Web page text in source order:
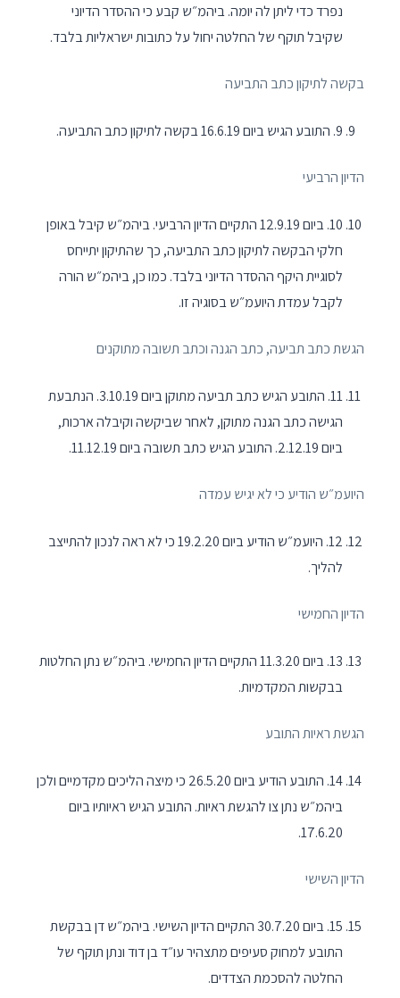
נפרד כדי ליתן לה יומה. ביהמ״ש קבע כי ההסדר הדיוני
שקיבל תוקף של החלטה יחול על כתובות ישראליות בלבד.
בקשה לתיקון כתב התביעה
9. התובע הגיש ביום 16.6.19 בקשה לתיקון כתב התביעה.
הדיון הרביעי
10. ביום 12.9.19 התקיים הדיון הרביעי. ביהמ״ש קיבל באופן
חלקי הבקשה לתיקון כתב התביעה, כך שהתיקון יתייחס
לסוגיית היקף ההסדר הדיוני בלבד. כמו כן, ביהמ״ש הורה
לקבל עמדת היועמ״ש בסוגיה זו.
הגשת כתב תביעה, כתב הגנה וכתב תשובה מתוקנים
11. התובע הגיש כתב תביעה מתוקן ביום 3.10.19. הנתבעת
הגישה כתב הגנה מתוקן, לאחר שביקשה וקיבלה ארכות,
ביום 2.12.19. התובע הגיש כתב תשובה ביום 11.12.19.
היועמ״ש הודיע כי לא יגיש עמדה
12. היועמ״ש הודיע ביום 19.2.20 כי לא ראה לנכון להתייצב
להליך.
הדיון החמישי
13. ביום 11.3.20 התקיים הדיון החמישי. ביהמ״ש נתן החלטות
בבקשות המקדמיות.
הגשת ראיות התובע
14. התובע הודיע ביום 26.5.20 כי מיצה הליכים מקדמיים ולכן
ביהמ״ש נתן צו להגשת ראיות. התובע הגיש ראיותיו ביום
17.6.20.
הדיון השישי
15. ביום 30.7.20 התקיים הדיון השישי. ביהמ״ש דן בבקשת
התובע למחוק סעיפים מתצהיר עו״ד בן דוד ונתן תוקף של
החלטה להסכמת הצדדים.